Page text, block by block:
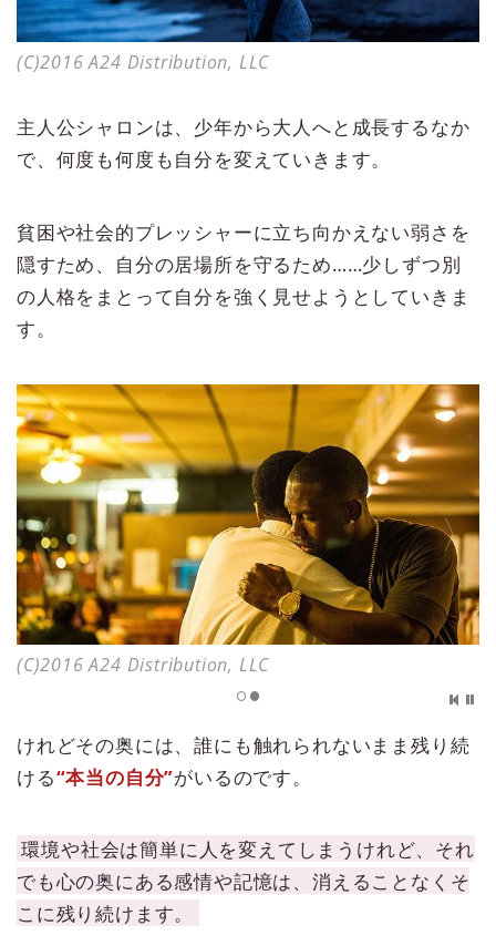
(C)2016 A24 Distribution, LLC
主人公シャロンは、少年から大人へと成長するなか
で、何度も何度も自分を変えていきます。
貧困や社会的プレッシャーに立ち向かえない弱さを
隠すため、自分の居場所を守るため……少しずつ別
の人格をまとって自分を強く見せようとしていきま
す。
(C)2016 A24 Distribution, LLC
けれどその奥には、誰にも触れられないまま残り続
ける“本当の自分”がいるのです。
環境や社会は簡単に人を変えてしまうけれど、それ
でも心の奥にある感情や記憶は、消えることなくそ
こに残り続けます。